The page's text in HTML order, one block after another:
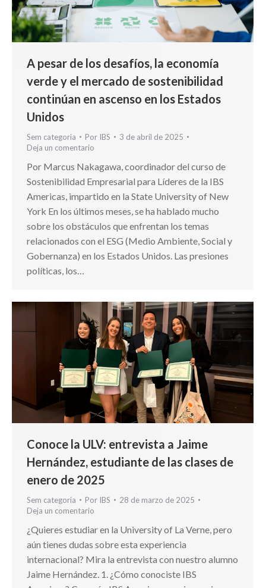
A pesar de los desafíos, la economía
verde y el mercado de sostenibilidad
continúan en ascenso en los Estados
Unidos
Sem categoria Por IBS
3 de abril de 2025
Deja un comentario
Por Marcus Nakagawa, coordinador del curso de
Sostenibilidad Empresarial para Líderes de la IBS
Americas, impartido en la State University of New
York En los últimos meses, se ha hablado mucho
sobre los obstáculos que enfrentan los temas
relacionados con el ESG (Medio Ambiente, Social y
Gobernanza) en los Estados Unidos. Las presiones
políticas, los…
Conoce la ULV: entrevista a Jaime
Hernández, estudiante de las clases de
enero de 2025
Sem categoria Por IBS
28 de marzo de 2025
Deja un comentario
¿Quieres estudiar en la University of La Verne, pero
aún tienes dudas sobre esta experiencia
internacional? Mira la entrevista con nuestro alumno
Jaime Hernández. 1. ¿Cómo conociste IBS